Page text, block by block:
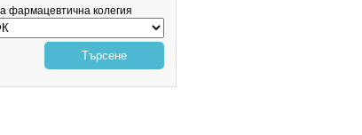
фармацевтична колегия
Търсене